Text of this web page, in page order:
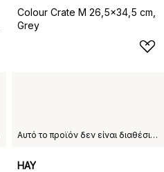
Colour Crate M 26,5x34,5 cm,
Grey
Αυτό το προϊόν δεν είναι διαθέσιμο στη χώρα παράδοσης που έχετε επιλέξει.
HAY